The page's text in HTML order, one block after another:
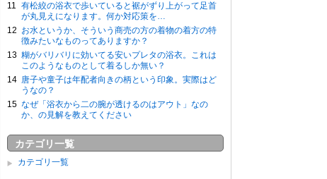
有松絞の浴衣で歩いていると裾がずり上がって足首
が丸見えになります。何か対応策を…
お水というか、そういう商売の方の着物の着方の特
徴みたいなものってありますか？
糊がバリバリに効いてる安いプレタの浴衣。これは
このようなものとして着るしか無い？
唐子や童子は年配者向きの柄という印象。実際はど
うなの？
なぜ「浴衣から二の腕が透けるのはアウト」なの
か、の見解を教えてください
カテゴリ一覧
カテゴリ一覧